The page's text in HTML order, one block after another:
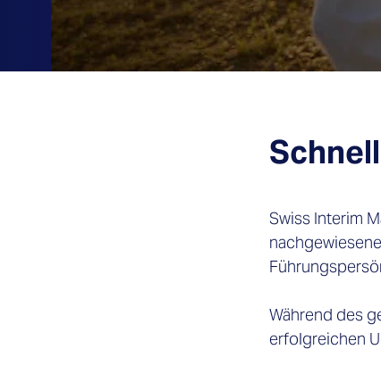
Swiss Interim
Während des
erfolgreichen